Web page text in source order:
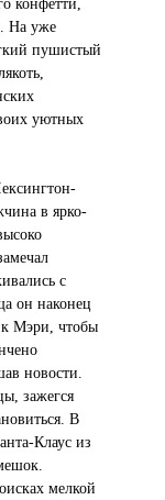
На уже
пушистый
уютных
в ярко-
с
он наконец
к Мэри, чтобы
новости.
зажегся
В
Клаус из
мелкой